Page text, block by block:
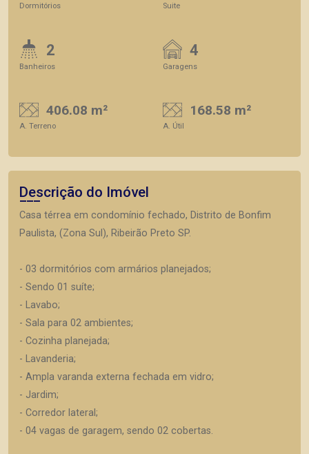
Dormitórios Suite
2
Banheiros
4
Garagens
406.08 m²
A. Terreno
168.58 m²
A. Útil
Descrição do Imóvel
Casa térrea em condomínio fechado, Distrito de Bonfim
Paulista, (Zona Sul), Ribeirão Preto SP.
- 03 dormitórios com armários planejados;
- Sendo 01 suíte;
- Lavabo;
- Sala para 02 ambientes;
- Cozinha planejada;
- Lavanderia;
- Ampla varanda externa fechada em vidro;
- Jardim;
- Corredor lateral;
- 04 vagas de garagem, sendo 02 cobertas.